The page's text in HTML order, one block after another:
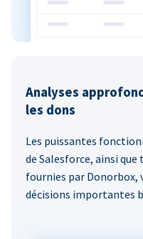
Analyses
les dons
Les puissantes
de Salesforce, ainsi
fournies par Donorbox,
décisions importantes